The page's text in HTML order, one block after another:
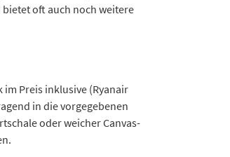
oft auch noch weitere
Preis inklusive (Ryanair
in die vorgegebenen
oder weicher Canvas-